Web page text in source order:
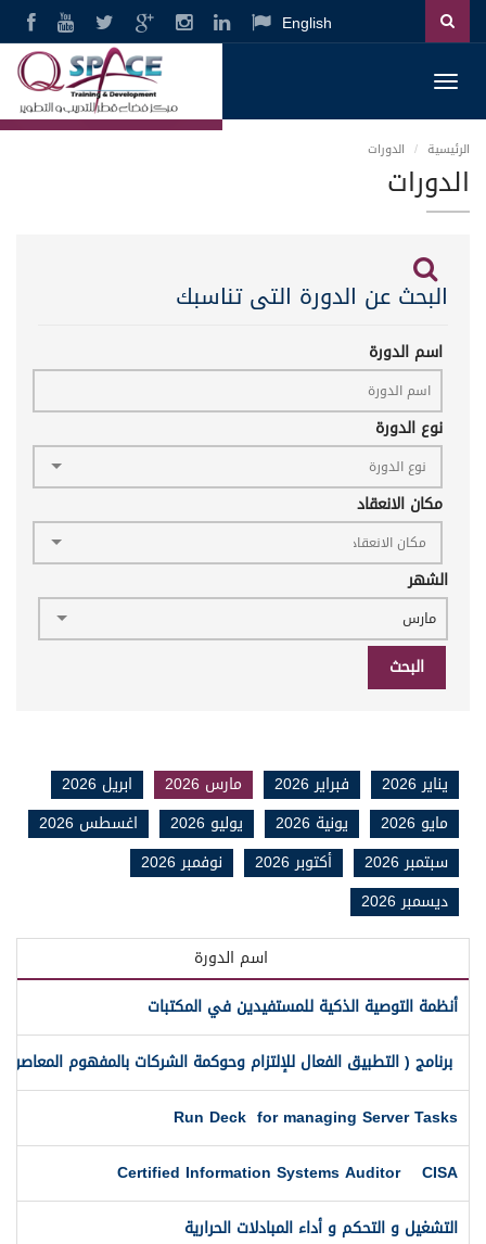
English
الرئيسية الدورات
الدورات
البحث عن الدورة التى تناسبك
اسم الدورة
نوع الدورة
مكان الانعقاد
الشهر
مارس
البحث
يناير 2026 فبراير 2026 مارس 2026
ابريل 2026
مايو 2026
يونية 2026 يوليو 2026
اغسطس 2026
سبتمبر 2026
أكتوبر 2026
نوفمبر 2026
ديسمبر 2026
اسم الدورة
أنظمة التوصية الذكية للمستفيدين في المكتبات
برنامج ( التطبيق الفعال للإلتزام وحوكمة الشركات بالمفهوم المعاصر )
Run Deck for managing Server Tasks
Certified Information Systems Auditor CISA
التشغيل و التحكم و أداء المبادلات الحرارية